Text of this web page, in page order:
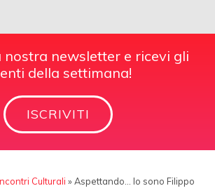
nostra newsletter e ricevi gli
della settimana!
ISCRIVITI
Culturali »Aspettando… Io sono Filippo